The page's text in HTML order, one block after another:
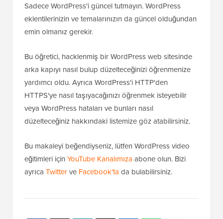
Sadece WordPress'i güncel tutmayın. WordPress
eklentilerinizin ve temalarınızın da güncel olduğundan
emin olmanız gerekir.
Bu öğretici, hacklenmiş bir WordPress web sitesinde
arka kapıyı nasıl bulup düzelteceğinizi öğrenmenize
yardımcı oldu. Ayrıca WordPress'i HTTP'den
HTTPS'ye nasıl taşıyacağınızı öğrenmek isteyebilir
veya WordPress hataları ve bunları nasıl
düzelteceğiniz hakkındaki listemize göz atabilirsiniz.
Bu makaleyi beğendiyseniz, lütfen WordPress video
eğitimleri için YouTube Kanalımıza abone olun. Bizi
ayrıca Twitterve Facebook'ta da bulabilirsiniz.